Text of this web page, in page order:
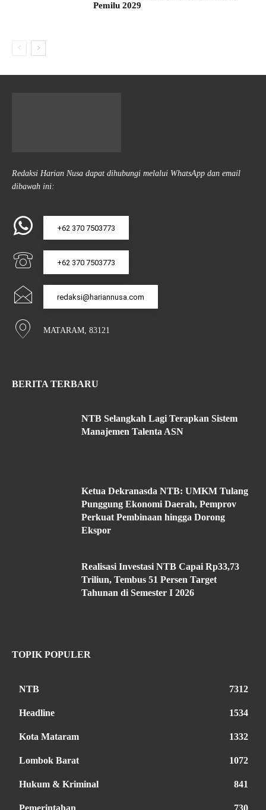
Pemilu 2029
Redaksi Harian Nusa dapat dihubungi melalui WhatsApp dan email
dibawah ini:
+62 370 7503773
+62 370 7503773
redaksi@hariannusa.com
MATARAM, 83121
BERITA TERBARU
NTB Selangkah Lagi Terapkan Sistem
Manajemen Talenta ASN
Ketua Dekranasda NTB: UMKM Tulang
Punggung Ekonomi Daerah, Pemprov
Perkuat Pembinaan hingga Dorong
Ekspor
Realisasi Investasi NTB Capai Rp33,73
Triliun, Tembus 51 Persen Target
Tahunan di Semester I 2026
TOPIK POPULER
NTB 7312
Headline 1534
Kota Mataram 1332
Lombok Barat 1072
Hukum & Kriminal 841